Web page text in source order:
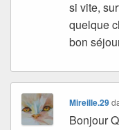
si vite,
quelque
bon
Mireille.29
Bonjour